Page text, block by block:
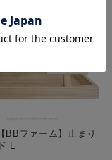
BBファーム】止まり
L